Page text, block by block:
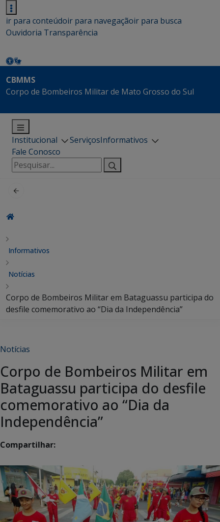
ir para conteúdoir para navegaçãoir para busca
Ouvidoria Transparência
CBMMS
Corpo de Bombeiros Militar de Mato Grosso do Sul
Institucional ServiçosInformativos
Fale Conosco
Pesquisar
por:
Informativos
Notícias
Corpo de Bombeiros Militar em Bataguassu participa do
desfile comemorativo ao “Dia da Independência”
Notícias
Corpo de Bombeiros Militar em
Bataguassu participa do desfile
comemorativo ao “Dia da
Independência”
Compartilhar: